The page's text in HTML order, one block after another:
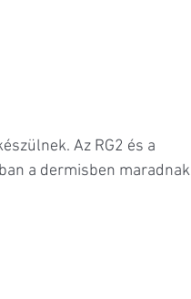
Az RG2 és a
a dermisben maradnak